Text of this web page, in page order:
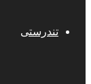
تندرستی